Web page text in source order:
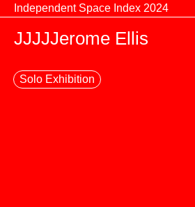
Zum Inhalt springen
Independent Space Index 2024
JJJJJerome Ellis
Solo Exhibition